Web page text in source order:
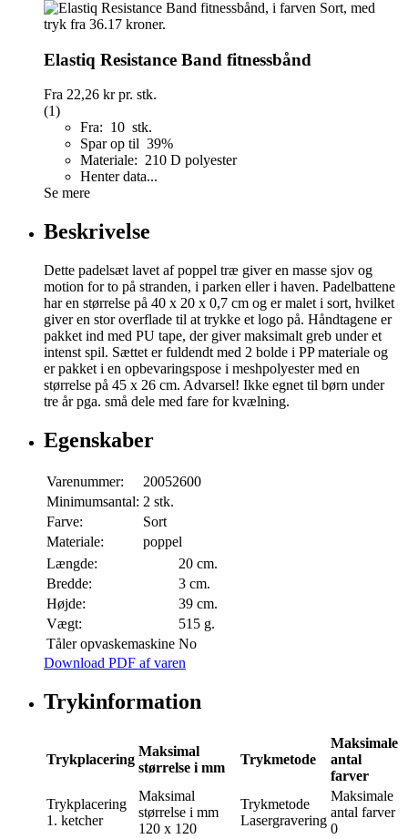
Elastiq Resistance Band fitnessbånd
Fra 22,26 krpr. stk.
(1)
Fra: 10 stk.
Spar op til 39%
Materiale: 210 D polyester
Henter data...
Se mere
Beskrivelse
Dette padelsæt lavet af poppel træ giver en masse sjov og
motion for to på stranden, i parken eller i haven. Padelbattene
har en størrelse på 40 x 20 x 0,7 cm og er malet i sort, hvilket
giver en stor overflade til at trykke et logo på. Håndtagene er
pakket ind med PU tape, der giver maksimalt greb under et
intenst spil. Sættet er fuldendt med 2 bolde i PP materiale og
er pakket i en opbevaringspose i meshpolyester med en
størrelse på 45 x 26 cm. Advarsel! Ikke egnet til børn under
tre år pga. små dele med fare for kvælning.
Egenskaber
Varenummer:
20052600
Minimumsantal: 2 stk.
Farve:
Sort
Materiale:
poppel
Længde:
20 cm.
Bredde:
3 cm.
Højde:
39 cm.
Vægt:
515 g.
Tåler opvaskemaskine No
Download PDF af varen
Trykinformation
Trykplacering
Maksimal
størrelse i mm
Trykmetode
Maksimale
antal
farver
Trykplacering
1. ketcher
Maksimal
størrelse i mm
120 x 120
Trykmetode
Lasergravering
Maksimale
antal farver
0